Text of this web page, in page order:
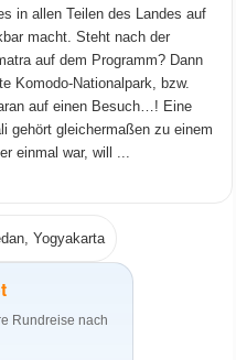
in allen Teilen des Landes auf
macht. Steht nach der
auf dem Programm? Dann
Komodo-Nationalpark, bzw.
auf einen Besuch…! Eine
gehört gleichermaßen zu einem
einmal war, will ...
Yogyakarta
Rundreise nach